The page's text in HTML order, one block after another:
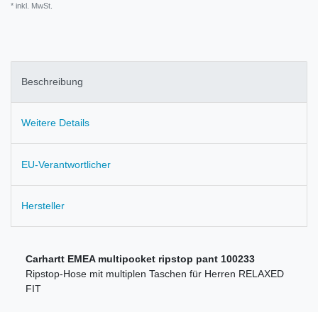
* inkl. MwSt.
Beschreibung
Weitere Details
EU-Verantwortlicher
Hersteller
Carhartt EMEA multipocket ripstop pant 100233
Ripstop-Hose mit multiplen Taschen für Herren RELAXED
FIT